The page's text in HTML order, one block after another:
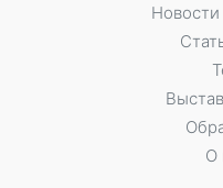
Новости
О